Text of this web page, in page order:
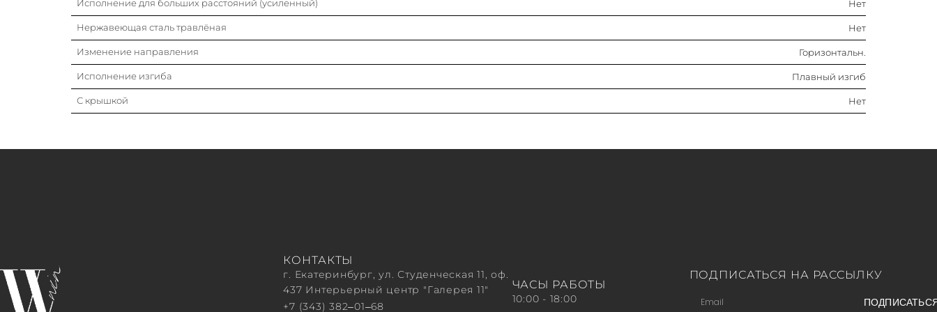
Исполнение для больших расстояний (усиленный) Нет
Нержавеющая сталь травлёная Нет
Изменение направления Горизонтальн.
Исполнение изгиба Плавный изгиб
С крышкой Нет
КОНТАКТЫ
г. Екатеринбург, ул. Студенческая 11, оф.
437 Интерьерный центр "Галерея 11"
+7 (343) 382‒01‒68
ЧАСЫ РАБОТЫ
10:00 - 18:00
ПОДПИСАТЬСЯ НА РАССЫЛКУ